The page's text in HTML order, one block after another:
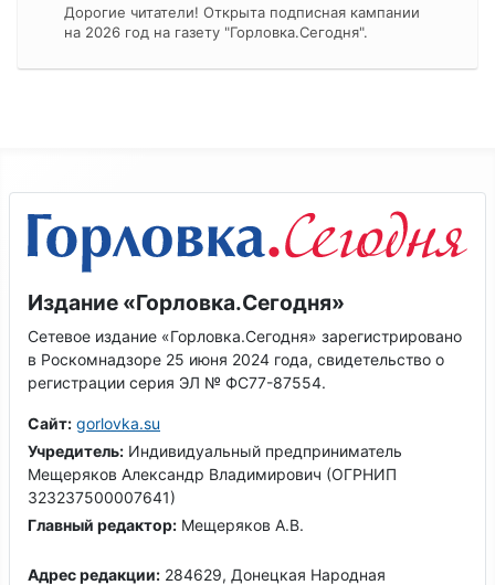
Дорогие читатели! Открыта подписная кампании
на 2026 год на газету "Горловка.Сегодня".
Издание «Горловка.Сегодня»
Сетевое издание «Горловка.Сегодня» зарегистрировано
в Роскомнадзоре 25 июня 2024 года, свидетельство о
регистрации серия ЭЛ № ФС77-87554.
Сайт: gorlovka.su
Учредитель: Индивидуальный предприниматель
Мещеряков Александр Владимирович (ОГРНИП
323237500007641)
Главный редактор: Мещеряков А.В.
Адрес редакции: 284629, Донецкая Народная